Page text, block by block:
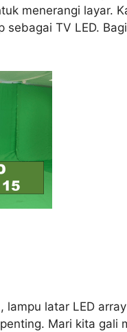
menerangi layar.
TV LED.
latar LED
Mari kita gali